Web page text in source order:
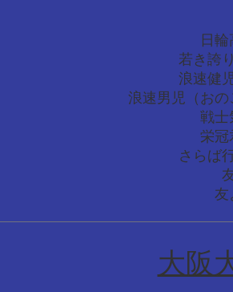
日
若き誇
浪速健
浪速男児（お
戦士
栄冠
さらば
友
大阪